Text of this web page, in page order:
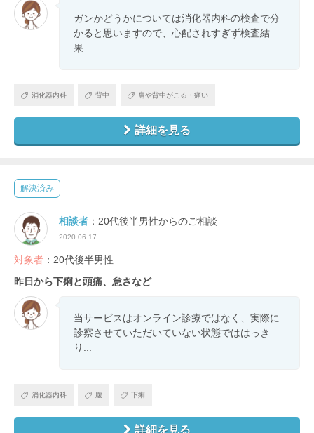
ガンかどうかについては消化器内科の検査で分
かると思いますので、心配されすぎず検査結
果...
消化器内科 背中 肩や背中がこる・痛い
詳細を見る
解決済み
相談者 ：20代後半男性からのご相談
2020.06.17
対象者 ：20代後半男性
昨日から下痢と頭痛、怠さなど
当サービスはオンライン診療ではなく、実際に
診察させていただいていない状態でははっき
り...
消化器内科 腹 下痢
詳細を見る